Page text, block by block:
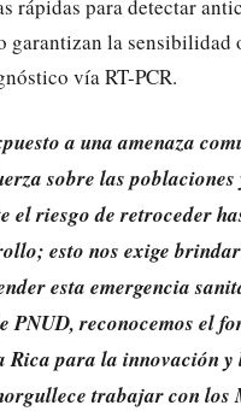
rápidas para detectar
garantizan la
vía RT-PCR.
a una amenaza
sobre las poblaciones
el riesgo de retroceder
esto nos exige
esta emergencia
PNUD, reconocemos el
Rica para la innovación y
trabajar con los